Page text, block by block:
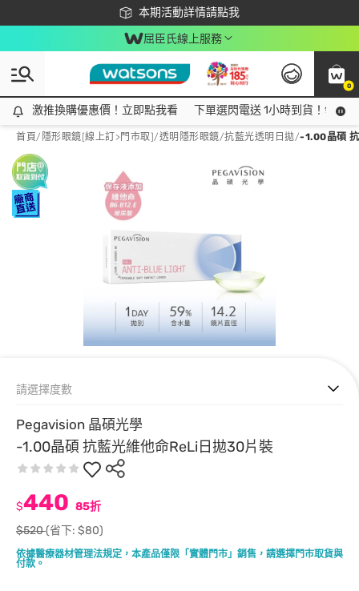
本期活動詳情請點我
下載app最高回饋$350
屈臣氏線上服務
0
激推換購優惠價！立即點我看
激推換購優惠價！立即點我看 下單選閃電送 1小時到貨！領神
首頁/ 隱形眼鏡[線上訂>門市取]/透明隱形眼鏡/抗藍光透明日拋/-1.00晶碩
Pegavision 晶碩光學
-1.00晶碩 抗藍光維他命ReLi日拋30片裝
依據醫療器材管理法規定，本產品僅限「實體門市」銷售，請選擇門市取貨與
付款。
$440 85折
$520(省下: $80)
請選擇度數